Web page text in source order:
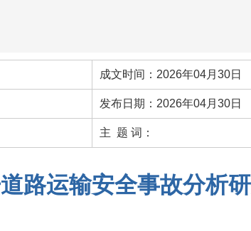
成文时间：2026年04月30日
发布日期：2026年04月30日
主 题 词：
路运输安全事故分析